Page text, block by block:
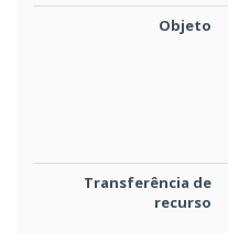
Objeto
Transferência de
recurso